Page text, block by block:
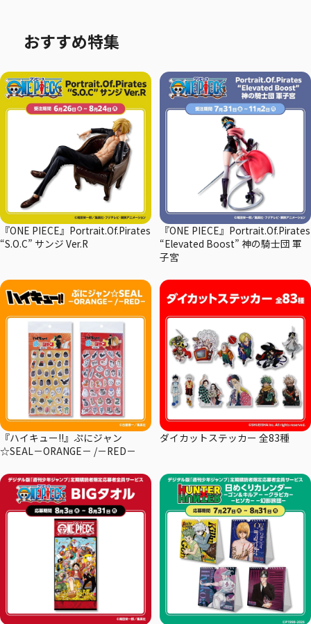
おすすめ特集
『ONE PIECE』Portrait.Of.Pirates
“S.O.C” サンジ Ver.R
『ONE PIECE』Portrait.Of.Pirates
“Elevated Boost” 神の騎士団 軍
子宮
『ハイキュー!!』ぷにジャン
☆SEAL－ORANGE－ /－RED－
ダイカットステッカー 全83種